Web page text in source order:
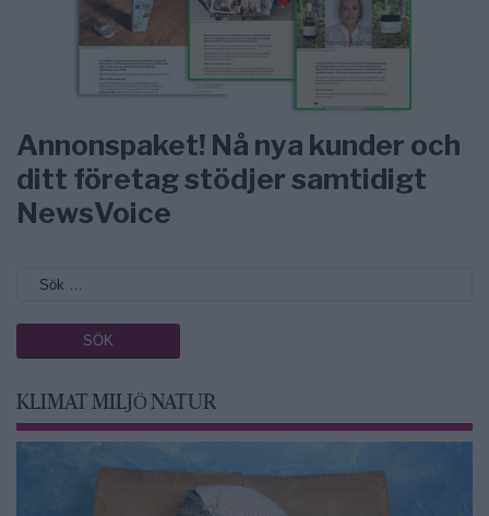
Annonspaket! Nå nya kunder och
ditt företag stödjer samtidigt
NewsVoice
KLIMAT MILJÖ NATUR